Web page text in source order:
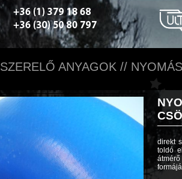
SZERELŐ ANYAGOK //
direkt
toldó